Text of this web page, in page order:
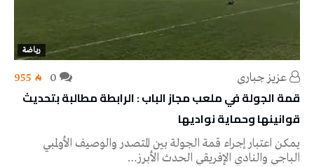
رياضة
عزيز جباري 955
قمة الجولة في ملعب مجاز الباب : الرابطة مطالبة بتحديث
قوانينها وحماية نواديها
يمكن اعتبار إجراء قمة الجولة بين المتصدر والوصيف الأولمبي
الباجي والنادي الإفريقي الحدث الأبرز…